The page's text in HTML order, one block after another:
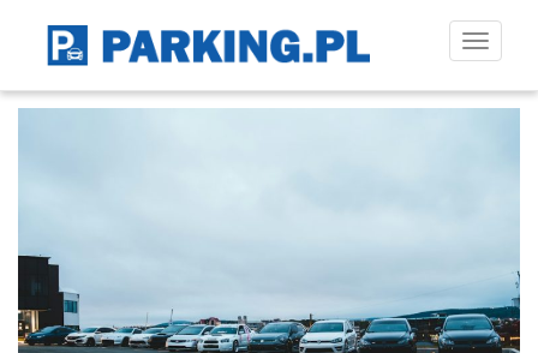
Toggle